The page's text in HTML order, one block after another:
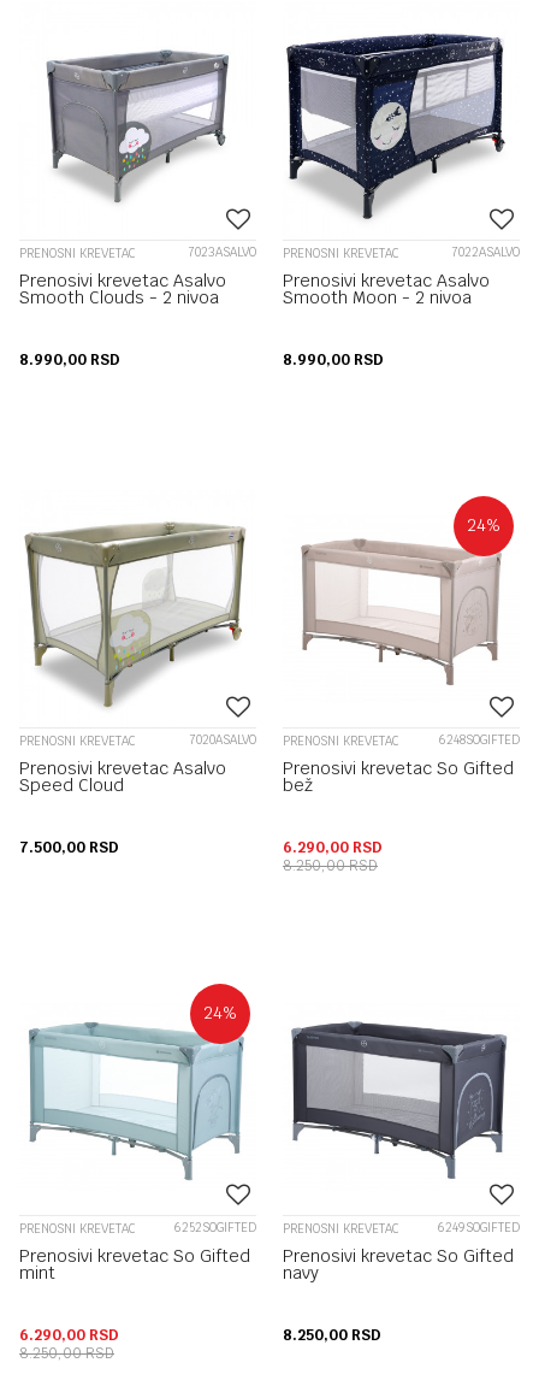
PRENOSNI KREVETAC 7023ASALVO
Prenosivi krevetac Asalvo
Smooth Clouds - 2 nivoa
8.990,00 RSD
PRENOSNI KREVETAC 7022ASALVO
Prenosivi krevetac Asalvo
Smooth Moon - 2 nivoa
8.990,00 RSD
PRENOSNI KREVETAC 7020ASALVO
Prenosivi krevetac Asalvo
Speed Cloud
7.500,00 RSD
24%
PRENOSNI KREVETAC 6248SOGIFTED
Prenosivi krevetac So Gifted
bež
6.290,00 RSD
8.250,00RSD
24%
PRENOSNI KREVETAC 6252SOGIFTED
Prenosivi krevetac So Gifted
mint
6.290,00 RSD
8.250,00RSD
PRENOSNI KREVETAC 6249SOGIFTED
Prenosivi krevetac So Gifted
navy
8.250,00 RSD